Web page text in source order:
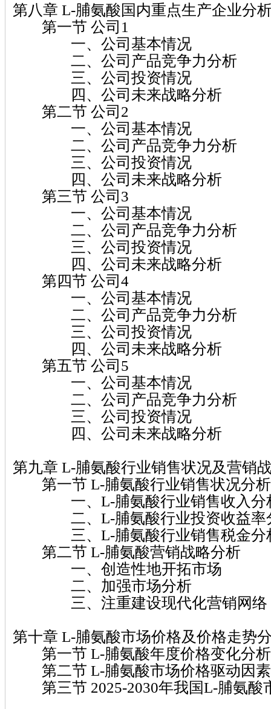
第八章 L-脯氨酸国内重点生产企业分
第一节 公司1
一、公司基本情况
二、公司产品竞争力分析
三、公司投资情况
四、公司未来战略分析
第二节 公司2
一、公司基本情况
二、公司产品竞争力分析
三、公司投资情况
四、公司未来战略分析
第三节 公司3
一、公司基本情况
二、公司产品竞争力分析
三、公司投资情况
四、公司未来战略分析
第四节 公司4
一、公司基本情况
二、公司产品竞争力分析
三、公司投资情况
四、公司未来战略分析
第五节 公司5
一、公司基本情况
二、公司产品竞争力分析
三、公司投资情况
四、公司未来战略分析
第九章 L-脯氨酸行业销售状况及营销
第一节 L-脯氨酸行业销售状况分析
一、L-脯氨酸行业销售收入分
二、L-脯氨酸行业投资收益率
三、L-脯氨酸行业销售税金分
第二节 L-脯氨酸营销战略分析
一、创造性地开拓市场
二、加强市场分析
三、注重建设现代化营销网络
第十章 L-脯氨酸市场价格及价格走势
第一节 L-脯氨酸年度价格变化分析
第二节 L-脯氨酸市场价格驱动因
第三节 2025-2030年我国L-脯氨酸